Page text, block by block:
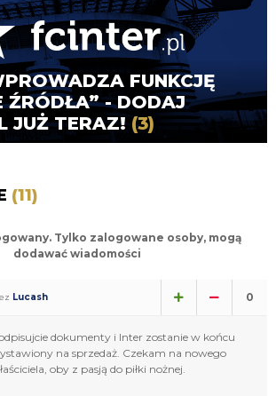
FUNKCJĘ
ŹRÓDŁA” - DODAJ
JUŻ TERAZ! (3)
(11)
Tylko zalogowane osoby, mogą
dodawać wiadomości
Lucash 0
dokumenty i Inter zostanie w końcu
na sprzedaż. Czekam na nowego
oby z pasją do piłki nożnej.